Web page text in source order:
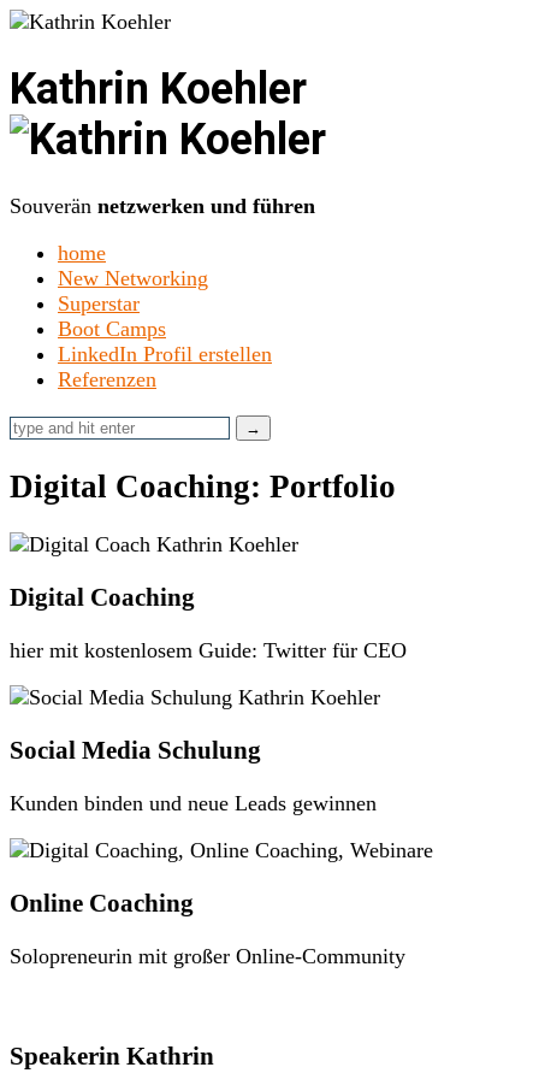
Kathrin Koehler
Souverän netzwerken und führen
home
New Networking
Superstar
Boot Camps
LinkedIn Profil erstellen
Referenzen
Digital Coaching: Portfolio
Digital Coaching
hier mit kostenlosem Guide: Twitter für CEO
Social Media Schulung
Kunden binden und neue Leads gewinnen
Online Coaching
Solopreneurin mit großer Online-Community
Speakerin Kathrin